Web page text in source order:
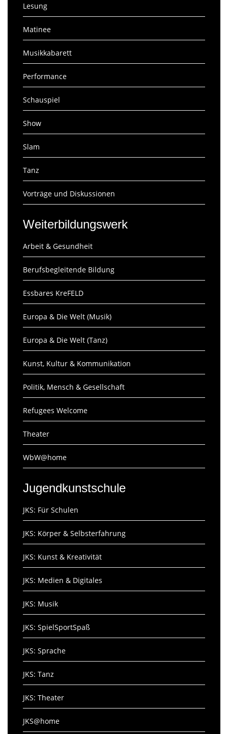
Lesung
Matinee
Musikkabarett
Performance
Schauspiel
Show
Slam
Tanz
Vorträge und Diskussionen
Weiterbildungswerk
Arbeit & Gesundheit
Berufsbegleitende Bildung
Essbares KreFELD
Europa & Die Welt (Musik)
Europa & Die Welt (Tanz)
Kunst, Kultur & Kommunikation
Politik, Mensch & Gesellschaft
Refugees Welcome
Theater
WbW@home
Jugendkunstschule
JKS: Für Schulen
JKS: Körper & Selbsterfahrung
JKS: Kunst & Kreativität
JKS: Medien & Digitales
JKS: Musik
JKS: SpielSportSpaß
JKS: Sprache
JKS: Tanz
JKS: Theater
JKS@home